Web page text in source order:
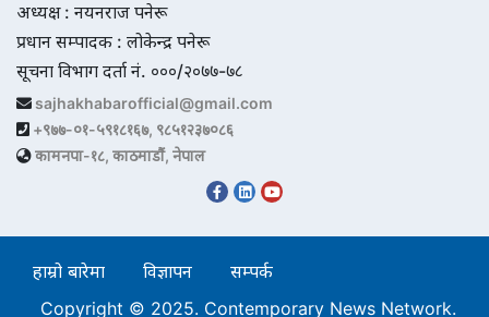
अध्यक्ष : नयनराज पनेरू
प्रधान सम्पादक : लोकेन्द्र पनेरू
सूचना विभाग दर्ता नं. ०००/२०७७-७८
sajhakhabarofficial@gmail.com
+९७७-०१-५९१८१६७, ९८५१२३७०८६
कामनपा-१८, काठमाडौं, नेपाल
हाम्रो बारेमा विज्ञापन
सम्पर्क
Copyright © 2025. Contemporary News Network.